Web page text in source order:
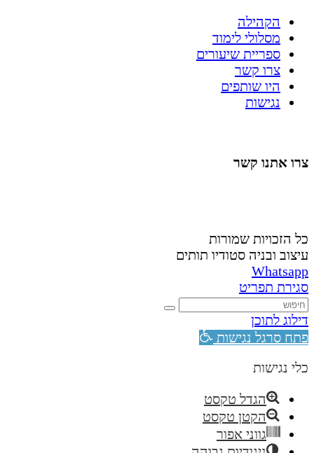
הקהילה
מסלולי לימוד
ספריית שיעורים
צרו קשר
היו שותפים
נגישות
צרו אתנו קשר
כל הזכויות שמורות
עיצוב ובניה סטודיו תותים
Whatsapp
סגירת תפריט
דילוג לתוכן
פתח סרגל נגישות
כלי נגישות
הגדל טקסט
הקטן טקסט
גווני אפור